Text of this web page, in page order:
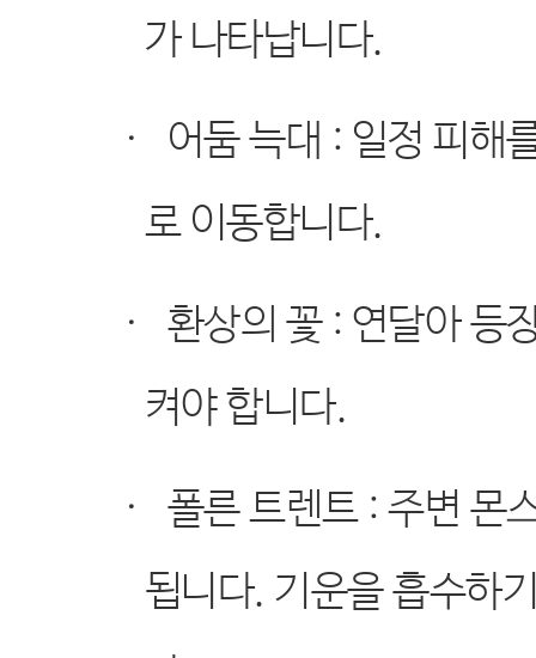
가 나타납니다.
· 어둠 늑대 : 일정 피해
로 이동합니다.
· 환상의 꽃 : 연달아 등
켜야 합니다.
· 폴른 트렌트 :주변 몬
됩니다. 기운을 흡수하